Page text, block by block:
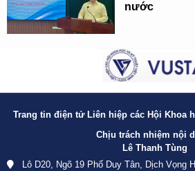
nước
Trang tin điện tử Liên hiệp các Hội Khoa
Chịu trách nhiệm nội
Lê Thanh Tùng
Lô D20, Ngõ 19 Phố Duy Tân, Dịch Vọng